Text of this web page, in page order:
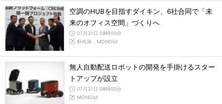
空調のHUBを目指すダイキン、6社合同で「未
来のオフィス空間」づくりへ
07月31日 08時00分
朴尚洙，MONOist
無人自動配送ロボットの開発を手掛けるスター
トアップが設立
07月31日 08時00分
MONOist